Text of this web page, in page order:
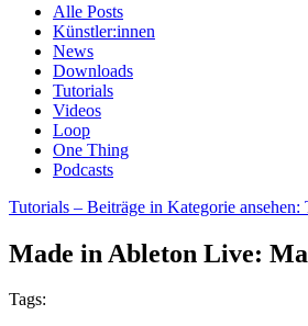
Alle Posts
Künstler:innen
News
Downloads
Tutorials
Videos
Loop
One Thing
Podcasts
Tutorials – Beiträge in Kategorie ansehen:
Made in Ableton Live:
Tags: